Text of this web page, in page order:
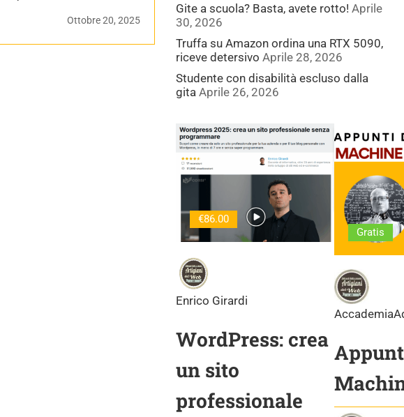
Ottobre 20, 2025
Gite a scuola? Basta, avete rotto! Aprile
30, 2026
Truffa su Amazon ordina una RTX 5090,
riceve detersivo Aprile 28, 2026
Studente con disabilità escluso dalla
gita Aprile 26, 2026
€86.00
Enrico Girardi
WordPress: crea
un sito
professionale
Gratis